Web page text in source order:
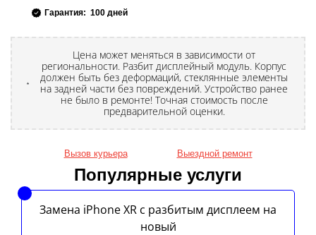
Гарантия: 100 дней
Цена может меняться в зависимости от
региональности. Разбит дисплейный модуль. Корпус
должен быть без деформаций, стеклянные элементы
на задней части без повреждений. Устройство ранее
не было в ремонте! Точная стоимость после
предварительной оценки.
Вызов курьера Выездной ремонт
Популярные услуги
Замена iPhone XR с разбитым дисплеем на
новый